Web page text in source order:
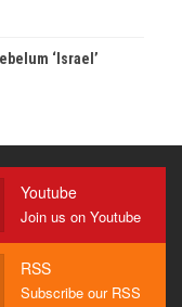
‘Israel’
Youtube
Join us on Youtube
RSS
Subscribe our RSS